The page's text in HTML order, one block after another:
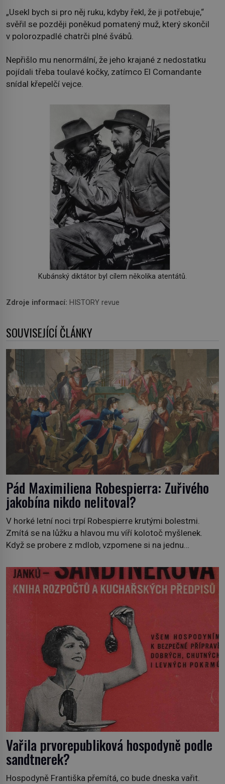
„Usekl bych si pro něj ruku, kdyby řekl, že ji potřebuje,“
svěřil se později poněkud pomatený muž, který skončil
v polorozpadlé chatrči plné švábů.
Nepřišlo mu nenormální, že jeho krajané z nedostatku
pojídali třeba toulavé kočky, zatímco El Comandante
snídal křepelčí vejce.
Kubánský diktátor byl cílem několika atentátů.
Zdroje informací: HISTORY revue
SOUVISEJÍCÍ ČLÁNKY
Pád Maximiliena Robespierra: Zuřivého
jakobína nikdo nelitoval?
V horké letní noci trpí Robespierre krutými bolestmi.
Zmítá se na lůžku a hlavou mu víří kolotoč myšlenek.
Když se probere z mdlob, vzpomene si na jednu
Prorokovala mu tragický osud. Tehdy se jí vysmál.
„Robespierre to dotáhne hodně daleko,“ prohlásil o něm
jiný významný francouzský revolucionář, Honoré de
Vařila prvorepubliková hospodyně podle
sandtnerek?
Hospodyně Františka přemítá, co bude dneska vařit.